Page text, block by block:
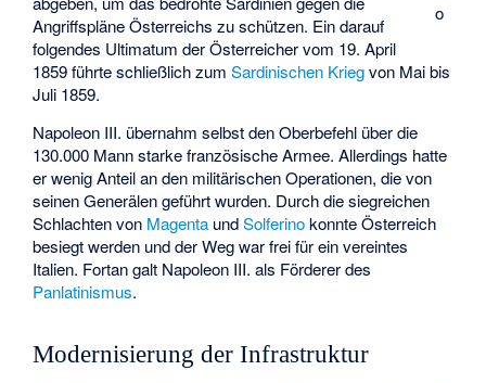
o
Angriffspläne Österreichs zu schützen. Ein darauf
folgendes Ultimatum der Österreicher vom 19. April
1859 führte schließlich zumSardinischen Kriegvon Mai bis
Juli 1859.
Napoleon III. übernahm selbst den Oberbefehl über die
130.000 Mann starke französische Armee. Allerdings hatte
er wenig Anteil an den militärischen Operationen, die von
seinen Generälen geführt wurden. Durch die siegreichen
Schlachten von Magenta undSolferinokonnte Österreich
besiegt werden und der Weg war frei für ein vereintes
Italien. Fortan galt Napoleon III. als Förderer des
Panlatinismus.
Modernisierung der Infrastruktur